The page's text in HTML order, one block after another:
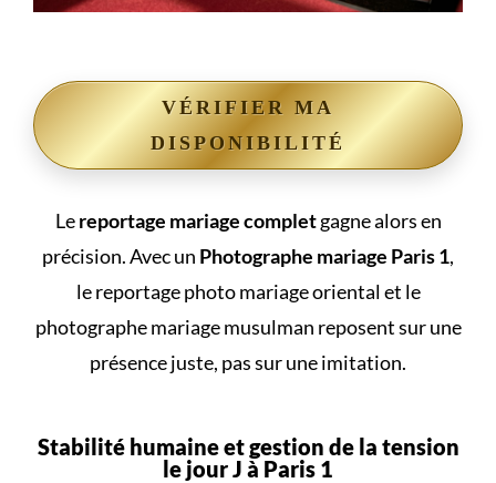
VÉRIFIER MA
DISPONIBILITÉ
Lereportage mariage completgagne alors en
précision. Avec un Photographe mariage Paris 1,
le reportage photo mariage oriental et le
photographe mariage musulman reposent sur une
présence juste, pas sur une imitation.
Stabilité humaine et gestion de la tension
le jour J à Paris 1